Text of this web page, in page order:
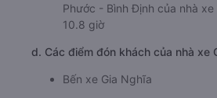
Phước - Bình Định của nhà xe
10.8 giờ
d. Các điểm đón khách của nhà xe
Bến xe Gia Nghĩa